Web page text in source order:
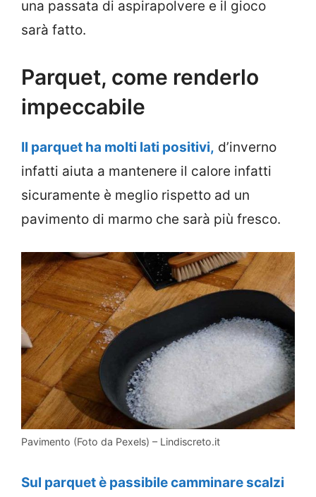
una passata di aspirapolvere e il gioco
sarà fatto.
Parquet, come renderlo
impeccabile
Il parquet ha molti lati positivi, d’inverno
infatti aiuta a mantenere il calore infatti
sicuramente è meglio rispetto ad un
pavimento di marmo che sarà più fresco.
Pavimento (Foto da Pexels) – Lindiscreto.it
Sul parquet è passibile camminare scalzi